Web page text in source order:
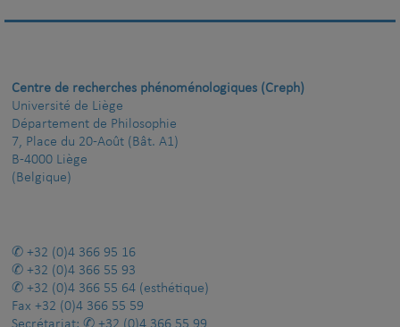
Centre de recherches phénoménologiques (Creph)
Université de Liège
Département de Philosophie
7, Place du 20-Août (Bât. A1)
B-4000 Liège
(Belgique)
+32 (0)4 366 95 16
+32 (0)4 366 55 93
+32 (0)4 366 55 64 (esthétique)
Fax +32 (0)4 366 55 59